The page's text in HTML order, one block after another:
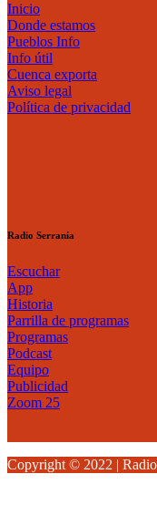
Inicio
Donde estamos
Pueblos Info
Info útil
Cuenca exporta
Aviso legal
Política de privacidad
Radio Serranía
Escuchar
App
Historia
Parrilla de programas
Programas
Podcast
Equipo
Publicidad
Zoom 25
Copyright © 2022 |